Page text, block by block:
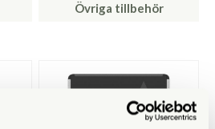
Övriga tillbehör